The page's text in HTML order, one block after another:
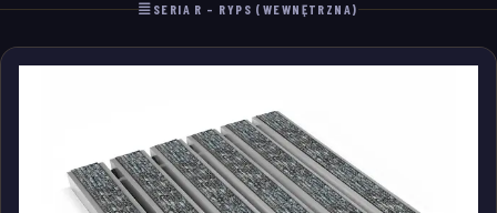
SERIA R – RYPS (WEWNĘTRZNA)